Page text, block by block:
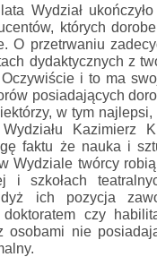
Wydział
których
przetrwaniu
dydaktycznych z
i to ma
posiadających
w tym
Kazimierz
faktu że nauka i
Wydziale twórcy
i szkołach
ich pozycja
czy
osobami nie